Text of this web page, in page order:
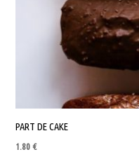
PART DE CAKE
1.80€